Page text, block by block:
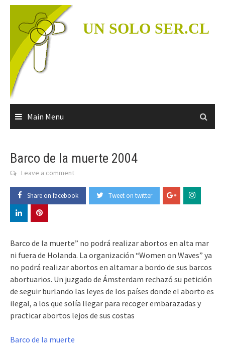
Skip
content
UN SOLO SER.CL
Main Menu
Barco de la muerte 2004
Leave a comment
Share on facebook Tweet on twitter
Barco de la muerte” no podrá realizar abortos en alta mar
ni fuera de Holanda. La organización “Women on Waves” ya
no podrá realizar abortos en altamar a bordo de sus barcos
abortuarios. Un juzgado de Ámsterdam rechazó su petición
de seguir burlando las leyes de los países donde el aborto es
ilegal, a los que solía llegar para recoger embarazadas y
practicar abortos lejos de sus costas
Barco de la muerte